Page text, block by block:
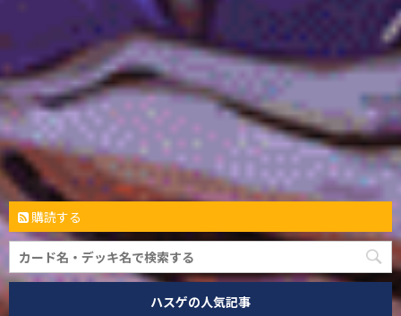
購読する
ハスゲの人気記事